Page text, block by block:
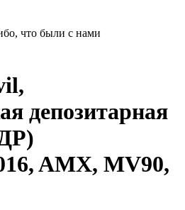
что были с нами
депозитарная
AMX, MV90,